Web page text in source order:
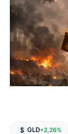
GLD+2,26%